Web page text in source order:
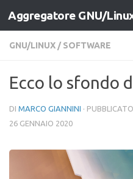
Salta al contenuto
Aggregatore GNU/
GNU/LINUX / SOFTWARE
Ecco lo sfondo
DI MARCO GIANNINI · PUBBLICATO
26 GENNAIO 2020